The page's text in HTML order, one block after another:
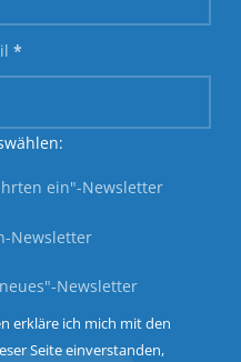
*
ein"-Newsletter
Newsletter
Newsletter
erkläre ich mich mit den
Seite einverstanden,